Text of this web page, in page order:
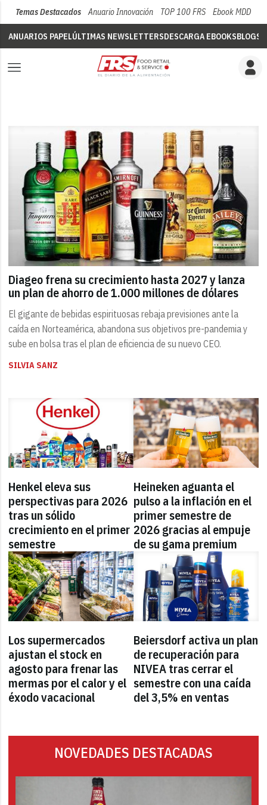
Temas Destacados Anuario Innovación TOP 100 FRS Ebook MDD
ANUARIOS PAPELÚLTIMAS NEWSLETTERSDESCARGA EBOOKSBLOGS
Diageo frena su crecimiento hasta 2027 y lanza
un plan de ahorro de 1.000 millones de dólares
El gigante de bebidas espirituosas rebaja previsiones ante la
caída en Norteamérica, abandona sus objetivos pre-pandemia y
sube en bolsa tras el plan de eficiencia de su nuevo CEO.
SILVIA SANZ
Henkel eleva sus
perspectivas para 2026
tras un sólido
crecimiento en el primer
semestre
Heineken aguanta el
pulso a la inflación en el
primer semestre de
2026 gracias al empuje
de su gama premium
Los supermercados
ajustan el stock en
agosto para frenar las
mermas por el calor y el
éxodo vacacional
Beiersdorf activa un plan
de recuperación para
NIVEA tras cerrar el
semestre con una caída
del 3,5% en ventas
NOVEDADES DESTACADAS